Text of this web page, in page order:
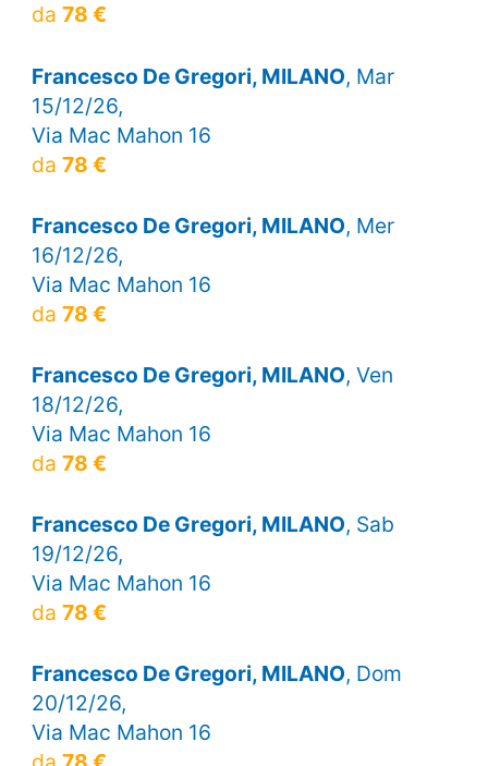
da 78 €
Francesco De Gregori, MILANO, Mar
15/12/26,
Via Mac Mahon 16
da 78 €
Francesco De Gregori, MILANO, Mer
16/12/26,
Via Mac Mahon 16
da 78 €
Francesco De Gregori, MILANO, Ven
18/12/26,
Via Mac Mahon 16
da 78 €
Francesco De Gregori, MILANO, Sab
19/12/26,
Via Mac Mahon 16
da 78 €
Francesco De Gregori, MILANO, Dom
20/12/26,
Via Mac Mahon 16